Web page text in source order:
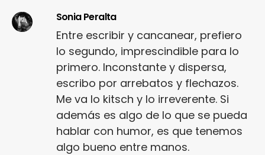
Sonia Peralta
Entre escribir y cancanear, prefiero
lo segundo, imprescindible para lo
primero. Inconstante y dispersa,
escribo por arrebatos y flechazos.
Me va lo kitsch y lo irreverente. Si
además es algo de lo que se pueda
hablar con humor, es que tenemos
algo bueno entre manos.